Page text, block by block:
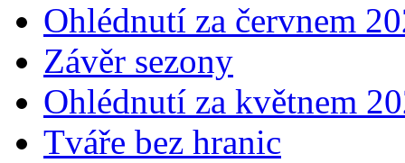
Ohlédnutí za červnem
Závěr sezony
Ohlédnutí za květnem
Tváře bez hranic